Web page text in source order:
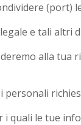
(port)
e tali altri
alla tua
quali le tue